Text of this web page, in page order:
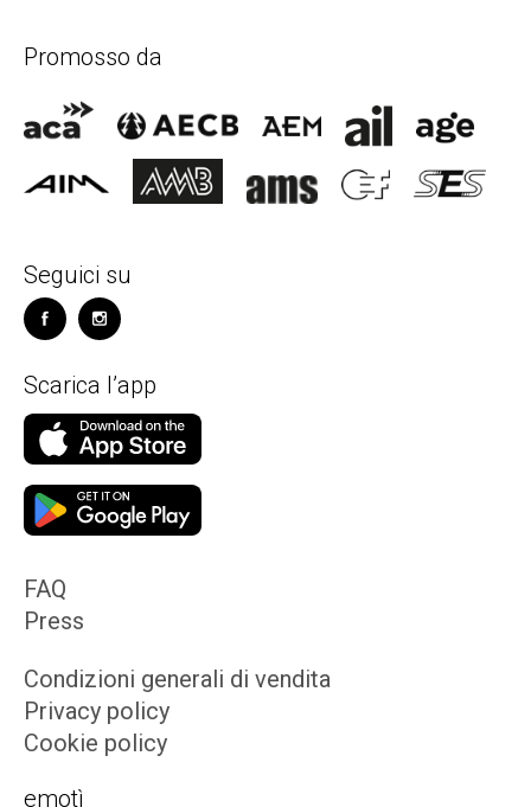
Promosso da
Seguici su
Scarica l’app
FAQ
Press
Condizioni generali di vendita
Privacy policy
Cookie policy
emotì